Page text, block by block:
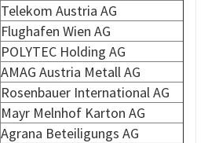
Telekom Austria AG
Flughafen Wien AG
POLYTEC Holding AG
AMAG Austria Metall AG
Rosenbauer International AG
Mayr Melnhof Karton AG
Agrana Beteiligungs AG